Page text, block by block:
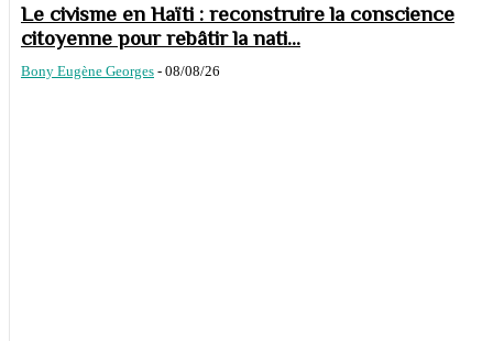
Le civisme en Haïti : reconstruire la conscience
citoyenne pour rebâtir la nati...
Bony Eugène Georges - 08/08/26